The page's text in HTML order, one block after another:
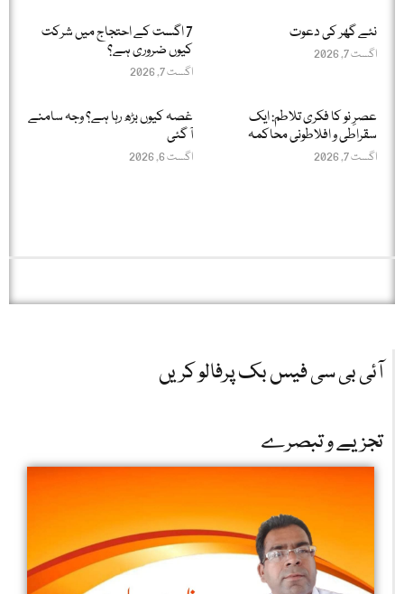
نئے گھر کی دعوت
اگست 7, 2026
7 اگست کے احتجاج میں شرکت
کیوں ضروری ہے؟
اگست 7, 2026
عصرِ نو کا فکری تلاطم: ایک
سقراطی و افلاطونی محاکمہ
اگست 7, 2026
غصہ کیوں بڑھ رہا ہے؟ وجہ سامنے
آ گئی
اگست 6, 2026
آئی بی سی فیس بک پرفالو کریں
تجزیے و تبصرے